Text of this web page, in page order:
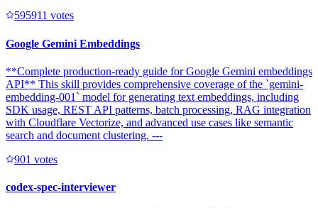
595911 votes
Google Gemini Embeddings
**Complete production-ready guide for Google Gemini embeddings
API** This skill provides comprehensive coverage of the `gemini-
embedding-001` model for generating text embeddings, including
SDK usage, REST API patterns, batch processing, RAG integration
with Cloudflare Vectorize, and advanced use cases like semantic
search and document clustering. ---
901 votes
codex-spec-interviewer